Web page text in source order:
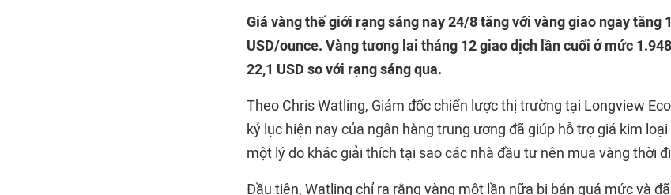
Giá vàng thế giới rạng sáng nay 24/8 tăng với vàng giao ngay tăng
USD/ounce. Vàng tương lai tháng 12 giao dịch lần cuối ở mức
22,1 USD so với rạng sáng qua.
Theo Chris Watling, Giám đốc chiến lược thị trường tại Longview
kỷ lục hiện nay của ngân hàng trung ương đã giúp hỗ trợ giá kim
một lý do khác giải thích tại sao các nhà đầu tư nên mua vàng thời
Đầu tiên, Watling chỉ ra rằng vàng một lần nữa bị bán quá mức và